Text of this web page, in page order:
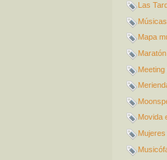
Las
Mapa
Meeting
Movida